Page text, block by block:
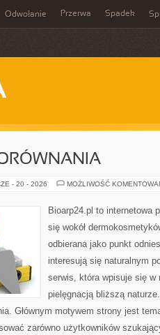
Odwołanie Przerwa Spadek
- 20 - 2026 MOŻLIWOŚĆ
Bioarp24.pl to internetowa
się wokół
odbierana jako punkt
interesują się naturalnym
serwis, która wpisuje się w
pielęgnacją bliższą
Głównym motywem strony jest
zarówno użytkowników